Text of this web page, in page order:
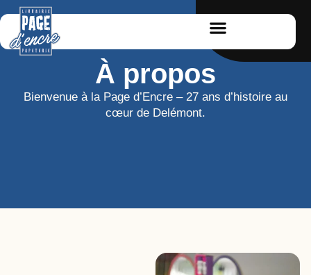
À propos
Bienvenue à la Page d’Encre – 27 ans d’histoire au
cœur de Delémont.